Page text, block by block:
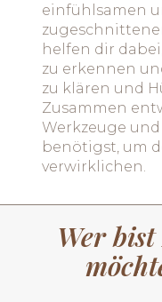
einfühlsamen
helfen dir
zu erkennen
zu klären und
Zusammen
Werkzeuge
benötigst, um
verwirklichen.
Wer